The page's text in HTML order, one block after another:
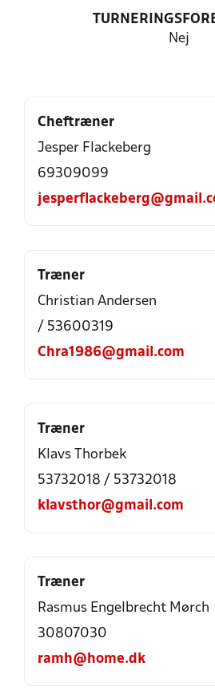
Nej
Cheftræner
Jesper Flackeberg
69309099
Træner
Christian Andersen
/ 53600319
Chra1986@gmail.com
Træner
Klavs Thorbek
53732018 / 53732018
klavsthor@gmail.com
Træner
Rasmus Engelbrecht Mørch
30807030
ramh@home.dk